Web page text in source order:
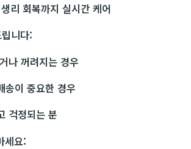
리 회복까지 실시간 케어
니다:
나 꺼려지는 경우
송이 중요한 경우
걱정되는 분
세요: